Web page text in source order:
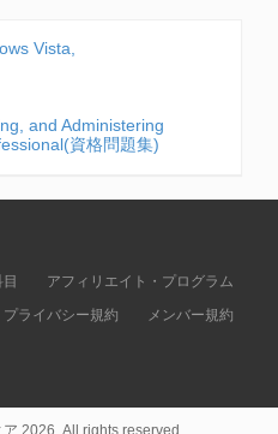
Vista,
and Administering
資格問題集)
アフィリエイト・プログラム
プライバシー規約
メンバー規約
2026. All rights reserved.